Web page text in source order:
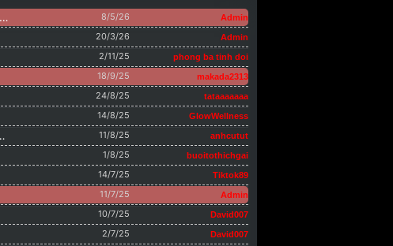
8/5/26 Admin
20/3/26 Admin
2/11/25 phong ba tinh doi
18/9/25 makada2313
24/8/25 tataaaaaaa
14/8/25 GlowWellness
11/8/25 anhcutut
1/8/25 buoitothichgai
14/7/25 Tiktok89
11/7/25 Admin
10/7/25 David007
2/7/25 David007